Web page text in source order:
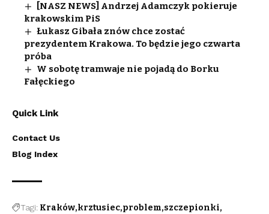
[NASZ NEWS] Andrzej Adamczyk pokieruje
krakowskim PiS
Łukasz Gibała znów chce zostać
prezydentem Krakowa. To będzie jego czwarta
próba
W sobotę tramwaje nie pojadą do Borku
Fałęckiego
Quick Link
Contact Us
Blog Index
Tagi: Kraków krztusiec problem szczepionki